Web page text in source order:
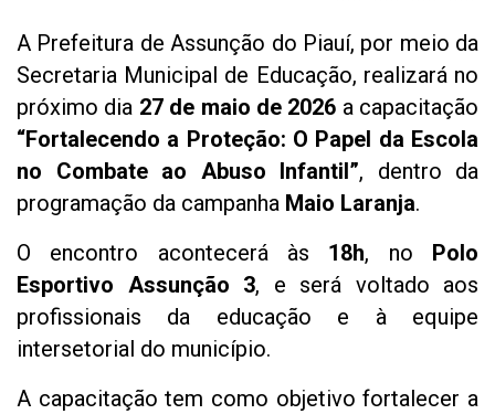
A Prefeitura de Assunção do Piauí, por meio da
Secretaria Municipal de Educação, realizará no
próximo dia 27 de maio de 2026 a capacitação
“Fortalecendo a Proteção: O Papel da Escola
no Combate ao Abuso Infantil”, dentro da
programação da campanha Maio Laranja.
O encontro acontecerá às 18h, no Polo
Esportivo Assunção 3, e será voltado aos
profissionais da educação e à equipe
intersetorial do município.
A capacitação tem como objetivo fortalecer a